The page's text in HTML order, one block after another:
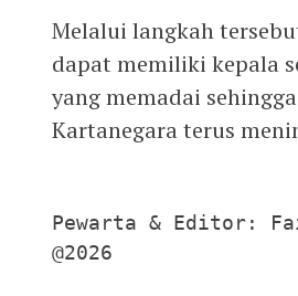
Melalui langkah
dapat memiliki kepala
yang memadai
Kartanegara terus
Pewarta & Editor:
@2026